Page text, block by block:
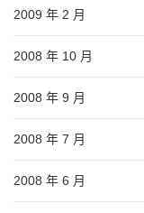
2009 年 2 月
2008 年 10 月
2008 年 9 月
2008 年 7 月
2008 年 6 月